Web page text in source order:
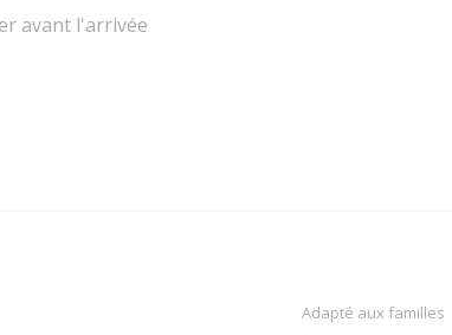
avant l'arrivée
Adapté aux familles